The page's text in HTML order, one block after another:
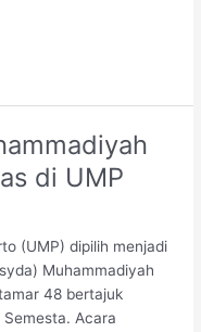
di UMP
(UMP) dipilih menjadi
Muhammadiyah
48 bertajuk
Acara